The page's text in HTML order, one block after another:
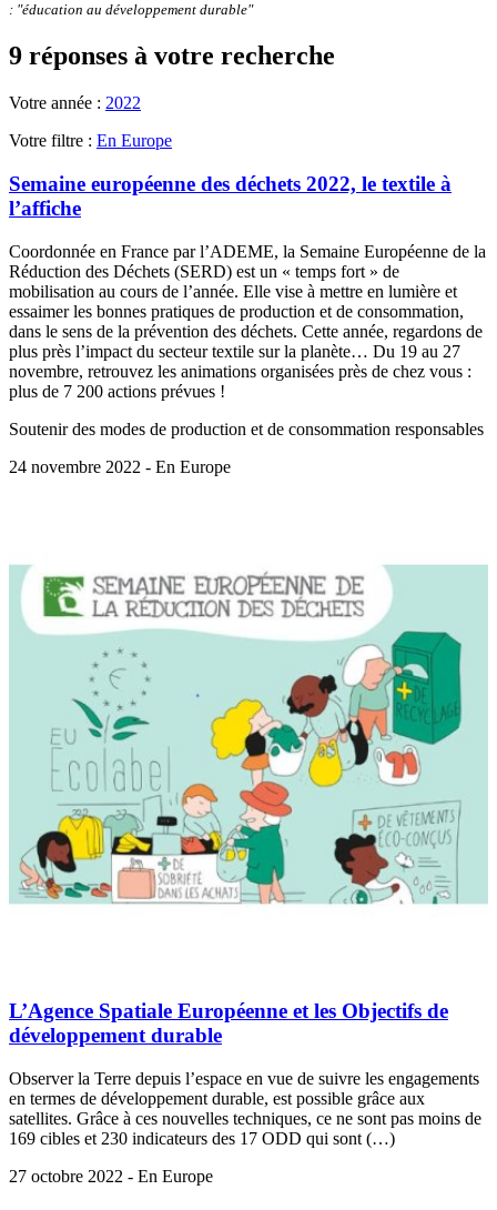
: "éducation au développement durable"
9 réponses à votre recherche
Votre année : 2022
Votre filtre : En Europe
Semaine européenne des déchets 2022, le textile à
l’affiche
Coordonnée en France par l’ADEME, la Semaine Européenne de la
Réduction des Déchets (SERD) est un « temps fort » de
mobilisation au cours de l’année. Elle vise à mettre en lumière et
essaimer les bonnes pratiques de production et de consommation,
dans le sens de la prévention des déchets. Cette année, regardons de
plus près l’impact du secteur textile sur la planète… Du 19 au 27
novembre, retrouvez les animations organisées près de chez vous :
plus de 7 200 actions prévues !
Soutenir des modes de production et de consommation responsables
24 novembre 2022 - En Europe
L’Agence Spatiale Européenne et les Objectifs de
développement durable
Observer la Terre depuis l’espace en vue de suivre les engagements
en termes de développement durable, est possible grâce aux
satellites. Grâce à ces nouvelles techniques, ce ne sont pas moins de
169 cibles et 230 indicateurs des 17 ODD qui sont (…)
27 octobre 2022 - En Europe